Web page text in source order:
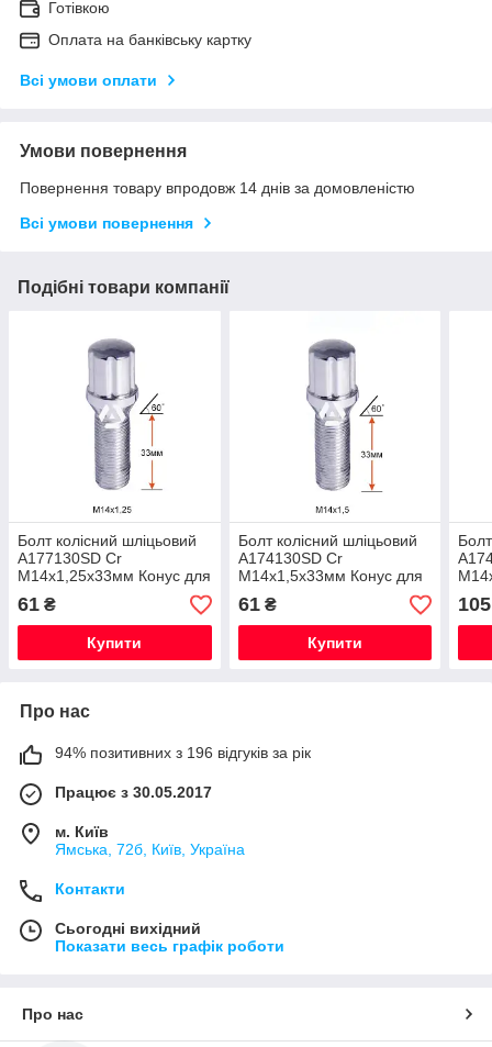
Готівкою
Оплата на банківську картку
Всі умови оплати
Умови повернення
Повернення товару впродовж 14 днів за домовленістю
Всі умови повернення
Подібні товари компанії
Болт колісний шліцьовий
A177130SD Cr
М14х1,25х33мм Конус для
вузьких отворів в диску
Ключ Хром-Адаптер
61 ₴
Купити
Болт колісний шліцьовий
A174130SD Cr
М14х1,5х33мм Конус для
вузьких отворів в диску
Ключ Хром-Адаптер
61₴
Купити
105
Про нас
94% позитивних з 196 відгуків за рік
Працює з 30.05.2017
м. Київ
Ямська, 72б, Київ, Україна
Контакти
Сьогодні вихідний
Показати весь графік роботи
Про нас